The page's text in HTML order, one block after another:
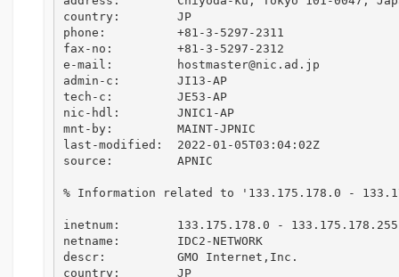
country:        JP
phone:          +81-3-5297-2311
fax-no:         +81-3-5297-2312
e-mail:         hostmaster@nic.ad.jp
admin-c:        JI13-AP
tech-c:         JE53-AP
nic-hdl:        JNIC1-AP
mnt-by:         MAINT-JPNIC
last-modified:  2022-01-05T03:04:02Z
source:         APNIC
% Information related to '133.175.178.0 -
inetnum:        133.175.178.0 - 133.175.178.255
netname:        IDC2-NETWORK
descr:          GMO Internet,Inc.
country:        JP